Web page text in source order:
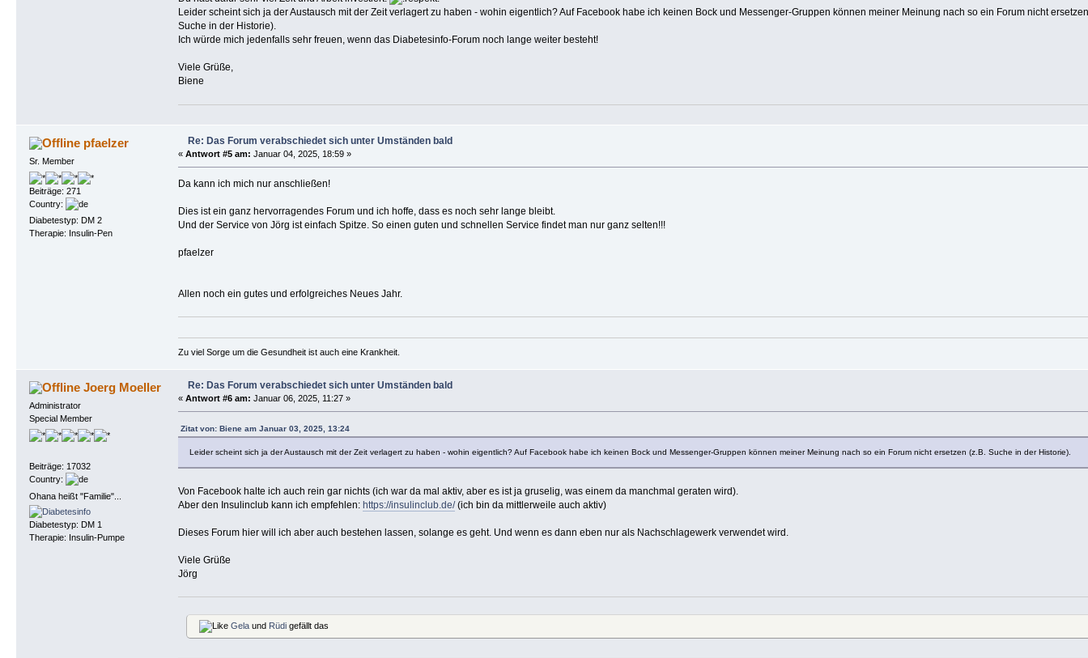
Leider scheint sich ja der Austausch mit der Zeit verlagert zu haben - wohin eigentlich? Auf Facebook habe ich keinen Bock und Messenger-Gruppen können meiner Meinung nach so ein Forum nicht
Suche in der Historie).
Ich würde mich jedenfalls sehr freuen, wenn das Diabetesinfo-Forum noch lange weiter besteht!
Viele Grüße,
Biene
pfaelzer
Sr. Member
Beiträge: 271
Country:
Diabetestyp: DM 2
Therapie: Insulin-Pen
Re: Das Forum verabschiedet sich unter Umständen bald
« Antwort #5 am: Januar 04, 2025, 18:59 »
Da kann ich mich nur anschließen!
Dies ist ein ganz hervorragendes Forum und ich hoffe, dass es noch sehr lange bleibt.
Und der Service von Jörg ist einfach Spitze. So einen guten und schnellen Service findet man nur ganz selten!!!
pfaelzer
Allen noch ein gutes und erfolgreiches Neues Jahr.
Zu viel Sorge um die Gesundheit ist auch eine Krankheit.
Joerg Moeller
Administrator
Special Member
Beiträge: 17032
Country:
Ohana heißt "Familie"...
Diabetestyp: DM 1
Therapie: Insulin-Pumpe
Re: Das Forum verabschiedet sich unter Umständen bald
« Antwort #6 am: Januar 06, 2025, 11:27 »
Zitat von: Biene am Januar 03, 2025, 13:24
Leider scheint sich ja der Austausch mit der Zeit verlagert zu haben - wohin eigentlich? Auf Facebook habe ich keinen Bock und Messenger-Gruppen können meiner Meinung nach so ein Forum nicht ersetzen (z.B. Suche in der Historie).
Von Facebook halte ich auch rein gar nichts (ich war da mal aktiv, aber es ist ja gruselig, was einem da manchmal geraten wird).
Aber den Insulinclub kann ich empfehlen: https://insulinclub.de/(ich bin da mittlerweile auch aktiv)
Dieses Forum hier will ich aber auch bestehen lassen, solange es geht. Und wenn es dann eben nur als Nachschlagewerk verwendet wird.
Viele Grüße
Jörg
Gelaund Rüdigefällt das